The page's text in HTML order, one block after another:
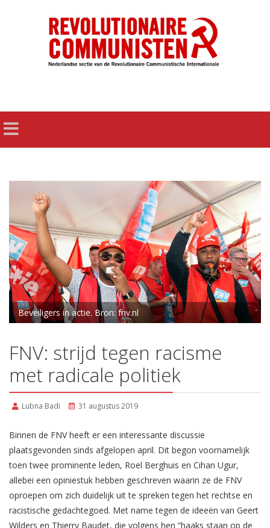
Beveiligers in actie. Bron: fnv.nl
FNV: strijd tegen racisme
met radicale politiek
Lubna Badi 31 augustus 2019
Binnen de FNV heeft er een interessante discussie
plaatsgevonden sinds afgelopen april. Dit begon voornamelijk
toen twee prominente leden, Roel Berghuis en Cihan Ugur,
allebei een opiniestuk hebben geschreven waarin ze de FNV
oproepen om zich duidelijk uit te spreken tegen het rechtse en
racistische gedachtegoed. Met name tegen de ideeën van Geert
Wilders en Thierry Baudet, die volgens hen “haaks staan op de